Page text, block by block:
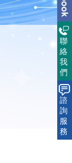
聯
絡
我
們
諮
詢
服
務